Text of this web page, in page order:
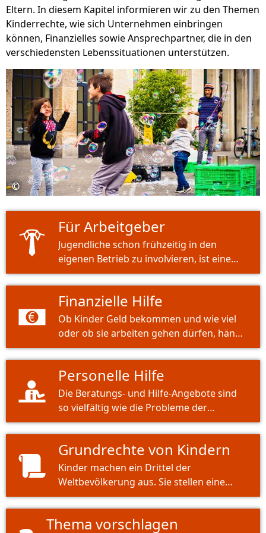
Eltern. In diesem Kapitel informieren wir zu den Themen
Kinderrechte, wie sich Unternehmen einbringen
können, Finanzielles sowie Ansprechpartner, die in den
verschiedensten Lebenssituationen unterstützen.
©
©
Für Arbeitgeber
Jugendliche schon frühzeitig in den
eigenen Betrieb zu involvieren, ist eine
große Chance für beide Seiten.
Finanzielle Hilfe
Ob Kinder Geld bekommen und wie viel
oder ob sie arbeiten gehen dürfen, hängt
hauptsächlich an den
Erziehungsberechtigten und an
gesetzlichen Vorgaben. Das dient
vorrangig dem Schutz des Kindes.
Personelle Hilfe
Die Beratungs- und Hilfe-Angebote sind
so vielfältig wie die Probleme der
heutigen Kinder und Jugendlichen.
Wichtig ist die Kinder über die Angebote
zu informieren.
Grundrechte von Kindern
Kinder machen ein Drittel der
Weltbevölkerung aus. Sie stellen eine
verwundbare Gruppe dar, deren Rechte
geschützt werden müssen.
Thema vorschlagen